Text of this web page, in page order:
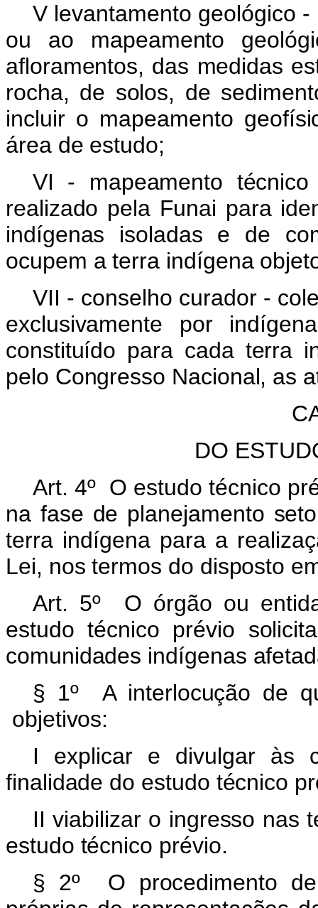
V levantamento geológico
ou ao mapeamento
afloramentos, das medidas
rocha, de solos, de
incluir o mapeamento
área de estudo;
VI - mapeamento
realizado pela Funai para
indígenas isoladas e de
ocupem a terra indígena
VII - conselho curador -
exclusivamente por
constituído para cada terra
pelo Congresso Nacional, as
DO
Art. 4º O estudo técnico
na fase de planejamento
terra indígena para a
Lei, nos termos do disposto
Art. 5º O órgão ou
estudo técnico prévio
comunidades indígenas
§ 1º A interlocução de
objetivos:
I explicar e divulgar às
finalidade do estudo técnico
II viabilizar o ingresso nas
estudo técnico prévio.
§ 2º O procedimento